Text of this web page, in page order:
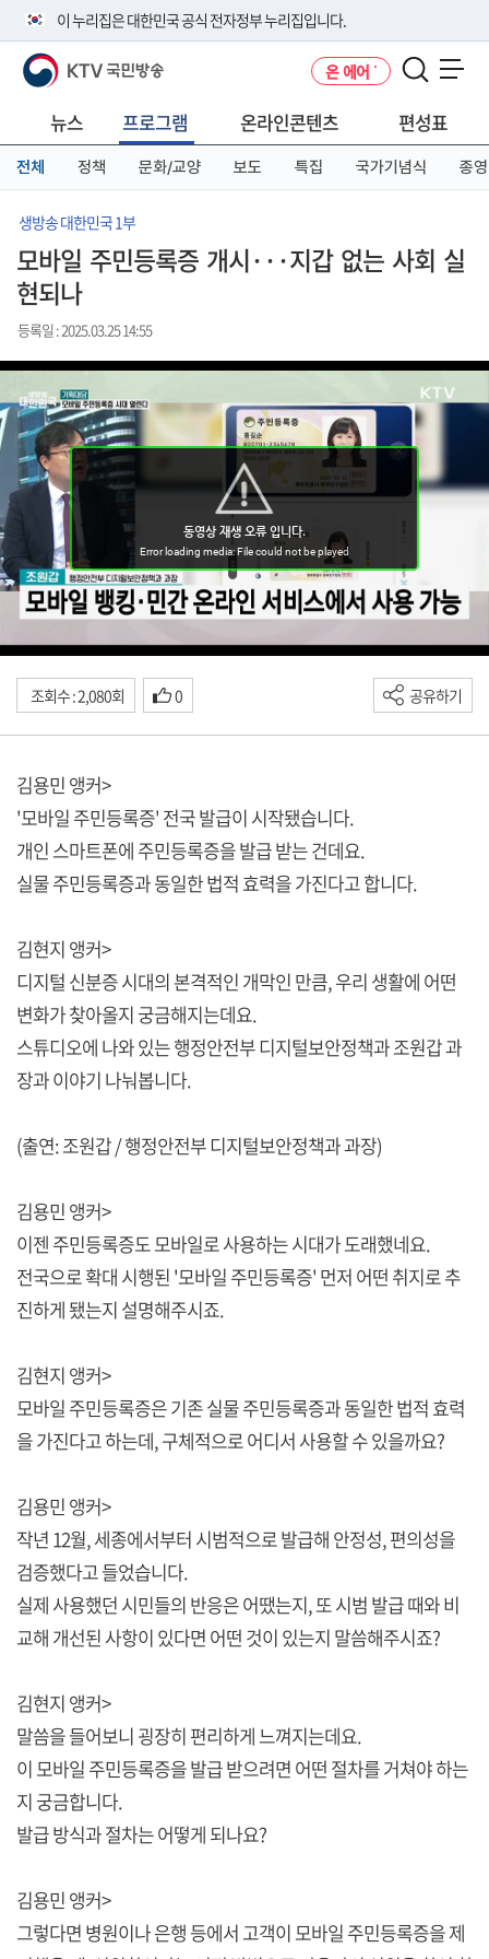
이 누리집은 대한민국 공식 전자정부 누리집입니다.
공식 누리집 주소 확인하기
니다.
이밖에 or.kr 또는 .kr등 다른 도메인 주소를 사용하고 있다면 아래 URL에
서 도메인 주소를 확인해 보세요
KTV 국민방송 온 에어
뉴스 프로그램 온라인콘텐츠 편성표
전체 정책 문화/교양 보도 특집 국가기념식 종영
생방송 대한민국 1부
모바일 주민등록증 개시···지갑 없는 사회 실
현되나
등록일 : 2025.03.25 14:55
조회수 : 2,080회 0 공유하기
김용민 앵커>
'모바일 주민등록증' 전국 발급이 시작됐습니다.
개인 스마트폰에 주민등록증을 발급 받는 건데요.
실물 주민등록증과 동일한 법적 효력을 가진다고 합니다.
김현지 앵커>
디지털 신분증 시대의 본격적인 개막인 만큼, 우리 생활에 어떤
변화가 찾아올지 궁금해지는데요.
스튜디오에 나와 있는 행정안전부 디지털보안정책과 조원갑 과
장과 이야기 나눠봅니다.
(출연: 조원갑 / 행정안전부 디지털보안정책과 과장)
김용민 앵커>
이젠 주민등록증도 모바일로 사용하는 시대가 도래했네요.
전국으로 확대 시행된 '모바일 주민등록증' 먼저 어떤 취지로 추
진하게 됐는지 설명해주시죠.
김현지 앵커>
모바일 주민등록증은 기존 실물 주민등록증과 동일한 법적 효력
을 가진다고 하는데, 구체적으로 어디서 사용할 수 있을까요?
김용민 앵커>
작년 12월, 세종에서부터 시범적으로 발급해 안정성, 편의성을
검증했다고 들었습니다.
실제 사용했던 시민들의 반응은 어땠는지, 또 시범 발급 때와 비
교해 개선된 사항이 있다면 어떤 것이 있는지 말씀해주시죠?
김현지 앵커>
말씀을 들어보니 굉장히 편리하게 느껴지는데요.
이 모바일 주민등록증을 발급 받으려면 어떤 절차를 거쳐야 하는
지 궁금합니다.
발급 방식과 절차는 어떻게 되나요?
김용민 앵커>
그렇다면 병원이나 은행 등에서 고객이 모바일 주민등록증을 제